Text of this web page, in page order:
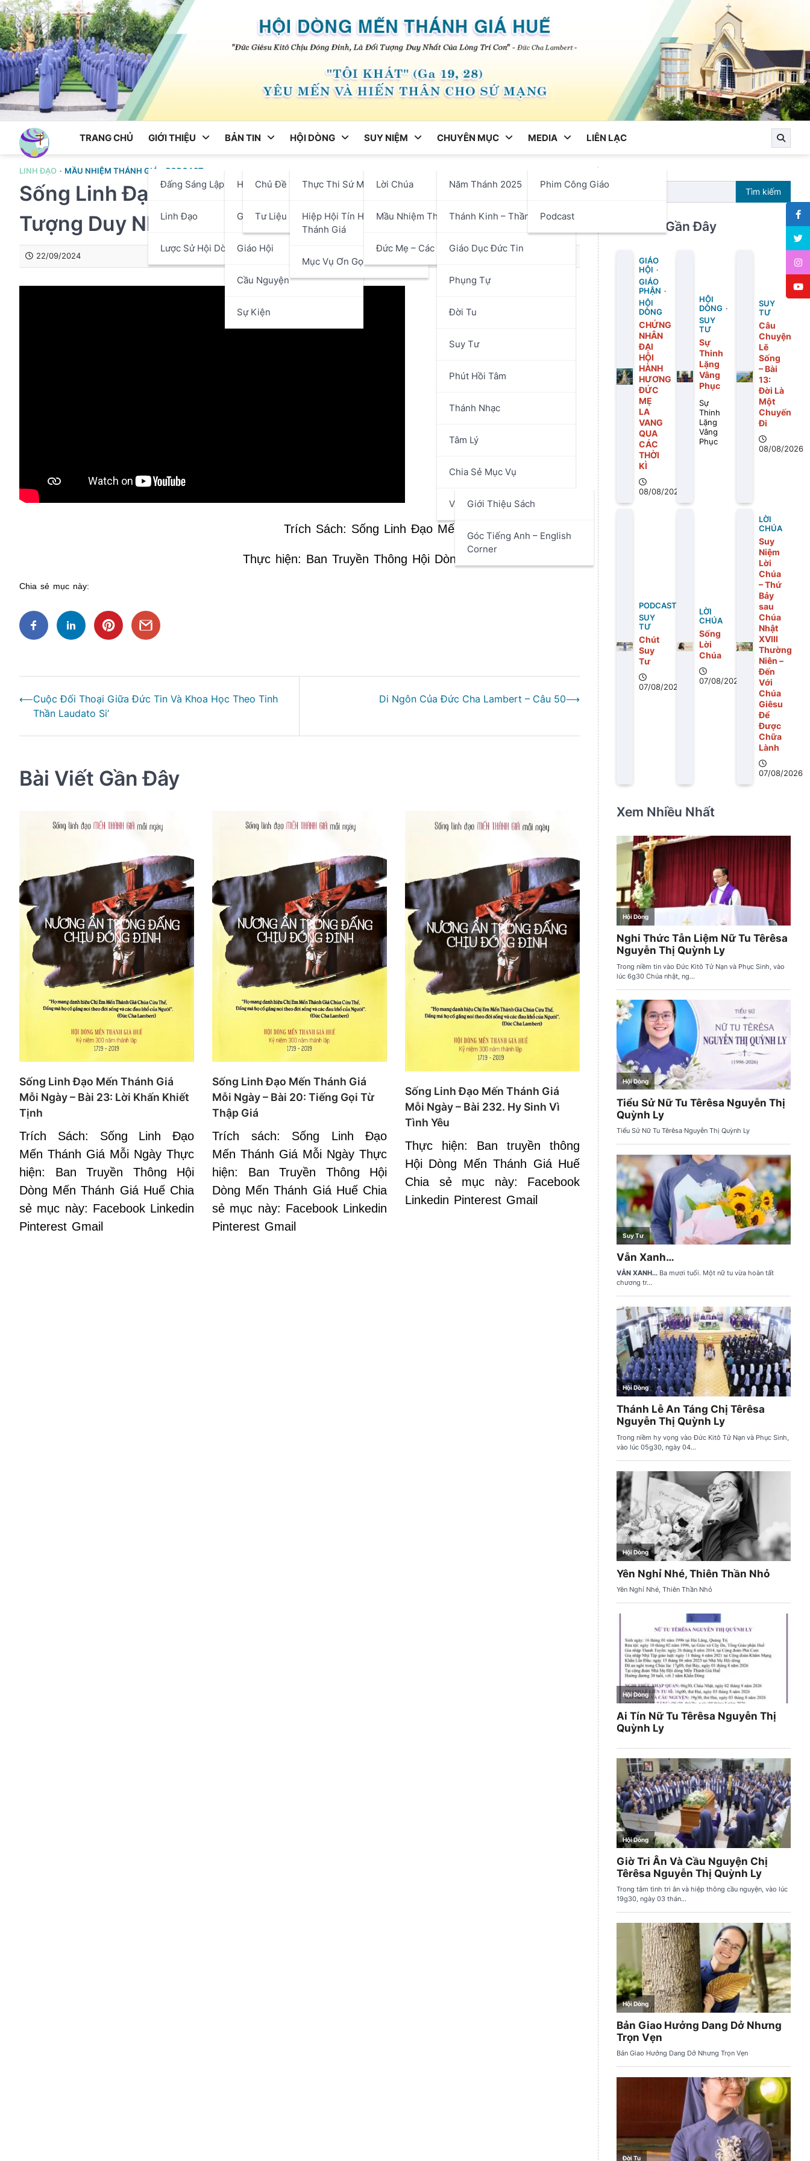
Skip
to
content
TRANG CHỦ GIỚI THIỆU
Đấng Sáng Lập
Linh Đạo
Lược Sử Hội Dòng
BẢN TIN
Hội Dòng
Chủ Đề Tháng
Tư Liệu
Giáo Phận
Giáo Hội
Cầu Nguyện
Sự Kiện
HỘI DÒNG
Thực Thi Sứ Mạng
Hiệp Hội Tín Hữu Mến
Thánh Giá
Mục Vụ Ơn Gọi
SUY NIỆM
Lời Chúa
Mầu Nhiệm Thánh Giá
Đức Mẹ – Các Thánh
CHUYÊN MỤC
Năm Thánh 2025
Thánh Kinh – Thần Học
Giáo Dục Đức Tin
Phụng Tự
Đời Tu
Suy Tư
Phút Hồi Tâm
Thánh Nhạc
Tâm Lý
Chia Sẻ Mục Vụ
Văn Hóa Nghệ Thuật
Giới Thiệu Sách
Góc Tiếng Anh – English
Corner
MEDIA
Phim Công Giáo
Podcast
LIÊN LẠC
LINH ĐẠO MẦU NHIỆM THÁNH GIÁ PODCAST
Sống Linh Đạo Mến Thánh Giá Mỗi Ngày – Bài 22: Đối
Tượng Duy Nhất
22/09/2024
Trích Sách: Sống Linh Đạo Mến Thánh Giá Mỗi Ngày
Thực hiện: Ban Truyền Thông Hội Dòng Mến Thánh Giá Huế
Chia sẻ mục này:
hướng
viết
⟵Cuộc Đối Thoại Giữa Đức Tin Và Khoa Học Theo Tinh
Thần Laudato Si’
Di Ngôn Của Đức Cha Lambert – Câu 50⟶
Bài Viết Gần Đây
Sống Linh Đạo Mến Thánh Giá
Mỗi Ngày – Bài 23: Lời Khấn Khiết
Tịnh
Trích Sách: Sống Linh Đạo
Mến Thánh Giá Mỗi Ngày Thực
hiện: Ban Truyền Thông Hội
Dòng Mến Thánh Giá Huế Chia
sẻ mục này: Facebook Linkedin
Pinterest Gmail
Sống Linh Đạo Mến Thánh Giá
Mỗi Ngày – Bài 20: Tiếng Gọi Từ
Thập Giá
Trích sách: Sống Linh Đạo
Mến Thánh Giá Mỗi Ngày Thực
hiện: Ban Truyền Thông Hội
Dòng Mến Thánh Giá Huế Chia
sẻ mục này: Facebook Linkedin
Pinterest Gmail
Sống Linh Đạo Mến Thánh Giá
Mỗi Ngày – Bài 232. Hy Sinh Vì
Tình Yêu
Thực hiện: Ban truyền thông
Hội Dòng Mến Thánh Giá Huế
Chia sẻ mục này: Facebook
Linkedin Pinterest Gmail
Tìm kiếm
Bài Viết Gần Đây
GIÁO
HỘI
GIÁO
PHẬN
HỘI
DÒNG
CHỨNG
NHÂN
ĐẠI
HỘI
HÀNH
HƯƠNG
ĐỨC
MẸ
LA
VANG
QUA
CÁC
THỜI
KÌ
08/08/2026
HỘI
DÒNG
SUY
TƯ
Sự
Thinh
Lặng
Vâng
Phục
Sự
Thinh
Lặng
Vâng
Phục
SUY
TƯ
Câu
Chuyện
Lẽ
Sống
– Bài
13:
Ðời Là
Một
Chuyến
Ði
08/08/2026
PODCAST
SUY
TƯ
Chút
Suy
Tư
07/08/2026
LỜI
CHÚA
Sống
Lời
Chúa
07/08/2026
LỜI
CHÚA
Suy
Niệm
Lời
Chúa
– Thứ
Bảy
sau
Chúa
Nhật
XVIII
Thường
Niên –
Đến
Với
Chúa
Giêsu
Để
Được
Chữa
Lành
07/08/2026
Xem Nhiều Nhất